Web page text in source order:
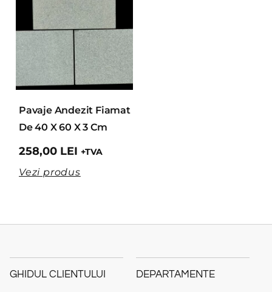
Pavaje Andezit Fiamat
De 40 X 60 X 3 Cm
258,00 LEI +TVA
Vezi produs
GHIDUL CLIENTULUI DEPARTAMENTE